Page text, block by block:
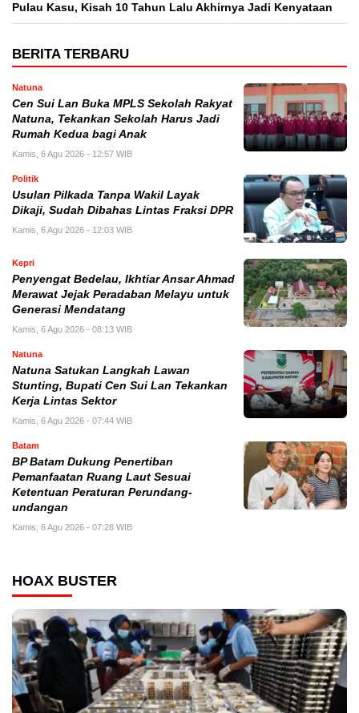
Pulau Kasu, Kisah 10 Tahun Lalu Akhirnya Jadi Kenyataan
BERITA TERBARU
Natuna
Cen Sui Lan Buka MPLS Sekolah Rakyat
Natuna, Tekankan Sekolah Harus Jadi
Rumah Kedua bagi Anak
Kamis, 6 Agu 2026 - 12:57 WIB
Politik
Usulan Pilkada Tanpa Wakil Layak
Dikaji, Sudah Dibahas Lintas Fraksi DPR
Kamis, 6 Agu 2026 - 12:03 WIB
Kepri
Penyengat Bedelau, Ikhtiar Ansar Ahmad
Merawat Jejak Peradaban Melayu untuk
Generasi Mendatang
Kamis, 6 Agu 2026 - 08:13 WIB
Natuna
Natuna Satukan Langkah Lawan
Stunting, Bupati Cen Sui Lan Tekankan
Kerja Lintas Sektor
Kamis, 6 Agu 2026 - 07:44 WIB
Batam
BP Batam Dukung Penertiban
Pemanfaatan Ruang Laut Sesuai
Ketentuan Peraturan Perundang-
undangan
Kamis, 6 Agu 2026 - 07:28 WIB
HOAX BUSTER